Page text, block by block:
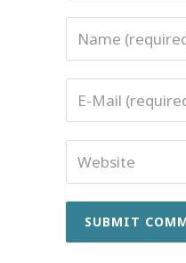
Name
Email
Website